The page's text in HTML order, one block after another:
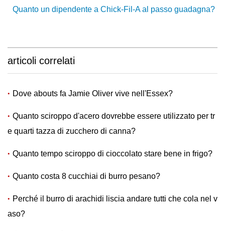
Quanto un dipendente a Chick-Fil-A al passo guadagna?
articoli correlati
Dove abouts fa Jamie Oliver vive nell'Essex?
Quanto sciroppo d'acero dovrebbe essere utilizzato per tr
e quarti tazza di zucchero di canna?
Quanto tempo sciroppo di cioccolato stare bene in frigo?
Quanto costa 8 cucchiai di burro pesano?
Perché il burro di arachidi liscia andare tutti che cola nel v
aso?